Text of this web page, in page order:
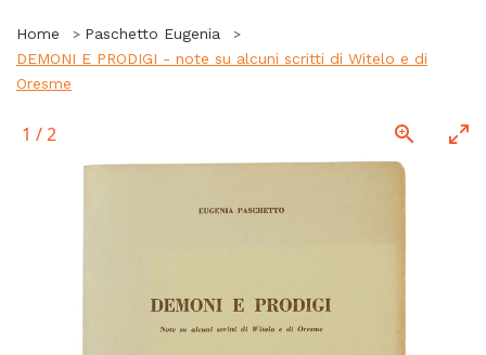
Home
Paschetto Eugenia
DEMONI E PRODIGI - note su alcuni scritti di Witelo e di
Oresme
1 /2